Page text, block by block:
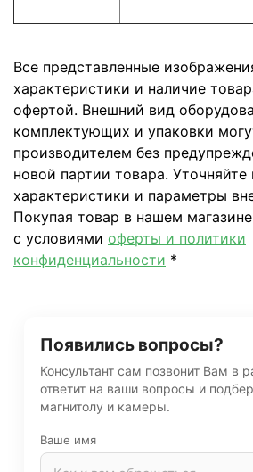
Все представленные
характеристики и наличие
офертой. Внешний вид
комплектующих и упаковки
производителем без
новой партии товара.
характеристики и параметры
Покупая товар в нашем
с условиями оферты и политики
конфиденциальности *
Появились вопросы?
Консультант сам позвонит Вам в
ответит на ваши вопросы и
магнитолу и камеры.
Ваше имя